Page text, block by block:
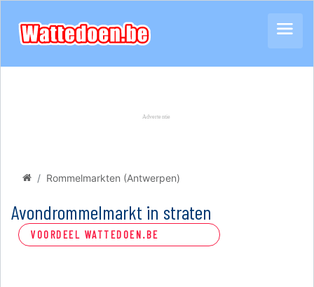
Rommelmarkten (Antwerpen)
Avondrommelmarkt in straten
VOORDEEL WATTEDOEN.BE